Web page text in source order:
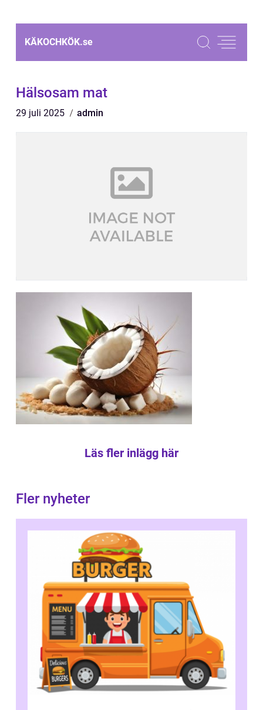
KÄKOCHKÖK.se
Hälsosam mat
29 juli 2025 admin
Läs fler inlägg här
Fler nyheter